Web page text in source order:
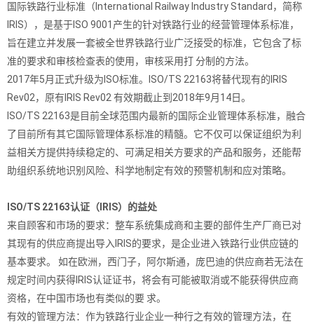
国际铁路行业标准（International Railway Industry Standard，简称
IRIS），是基于ISO 9001产生的针对铁路行业的经营管理体系标准，
旨在建立并发展一套被全世界铁路行业广泛接受的标准，它包含了标
准的要求和审核检查表的使用，审核采用打 分制的方法。
2017年5月正式升级为ISO标准。ISO/TS 22163将替代现有的IRIS
Rev02，原有IRIS Rev02 有效期截止到2018年9月14日。
ISO/TS 22163是目前全球范围内最新的国际企业管理体系标准，融合
了目前所有其它国际管理体系标准的精髓。它不仅可以保证组织为利
益相关方提供持续稳定的、可满足相关方要求的产品和服务，还能帮
助组织系统地识别风险、科学地制定有效的预警机制和应对策略。
ISO/TS 22163认证（IRIS）的益处
来自顾客和市场的要求：整车系统集成商和主要的部件生产厂商已对
其现有的供应商提出导入IRIS的要求，是企业进入铁路行业供应链的
基本要求。 如在欧洲，西门子，阿尔斯通，庞巴迪的供应商若无法在
规定时间内获得IRIS认证证书，将会有可能被取消或不能获得供应商
资格，在中国市场也有类似的要 求。
有效的管理方法：作为铁路行业企业一种行之有效的管理方法，在